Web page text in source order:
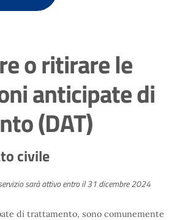
o ritirare le
anticipate di
(DAT)
civile
sarà attivo entro il 31 dicembre 2024
di trattamento, sono comunemente